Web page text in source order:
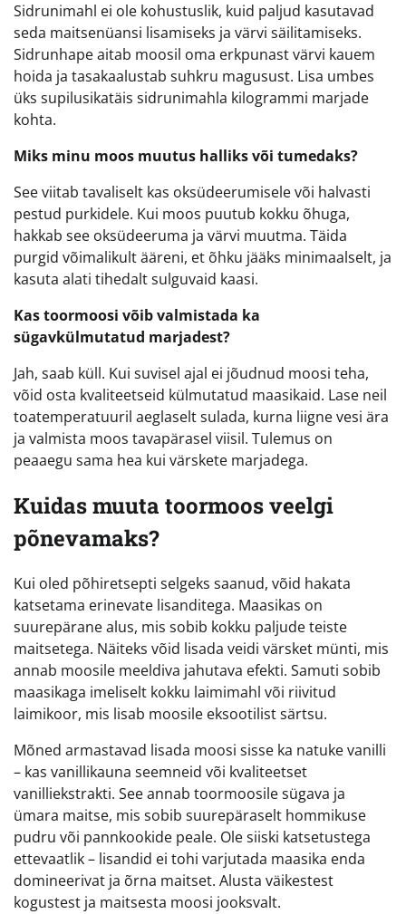
Sidrunimahl ei ole kohustuslik, kuid paljud kasutavad
seda maitsenüansi lisamiseks ja värvi säilitamiseks.
Sidrunhape aitab moosil oma erkpunast värvi kauem
hoida ja tasakaalustab suhkru magusust. Lisa umbes
üks supilusikatäis sidrunimahla kilogrammi marjade
kohta.
Miks minu moos muutus halliks või tumedaks?
See viitab tavaliselt kas oksüdeerumisele või halvasti
pestud purkidele. Kui moos puutub kokku õhuga,
hakkab see oksüdeeruma ja värvi muutma. Täida
purgid võimalikult ääreni, et õhku jääks minimaalselt, ja
kasuta alati tihedalt sulguvaid kaasi.
Kas toormoosi võib valmistada ka
sügavkülmutatud marjadest?
Jah, saab küll. Kui suvisel ajal ei jõudnud moosi teha,
võid osta kvaliteetseid külmutatud maasikaid. Lase neil
toatemperatuuril aeglaselt sulada, kurna liigne vesi ära
ja valmista moos tavapärasel viisil. Tulemus on
peaaegu sama hea kui värskete marjadega.
Kuidas muuta toormoos veelgi
põnevamaks?
Kui oled põhiretsepti selgeks saanud, võid hakata
katsetama erinevate lisanditega. Maasikas on
suurepärane alus, mis sobib kokku paljude teiste
maitsetega. Näiteks võid lisada veidi värsket münti, mis
annab moosile meeldiva jahutava efekti. Samuti sobib
maasikaga imeliselt kokku laimimahl või riivitud
laimikoor, mis lisab moosile eksootilist särtsu.
Mõned armastavad lisada moosi sisse ka natuke vanilli
– kas vanillikauna seemneid või kvaliteetset
vanilliekstrakti. See annab toormoosile sügava ja
ümara maitse, mis sobib suurepäraselt hommikuse
pudru või pannkookide peale. Ole siiski katsetustega
ettevaatlik – lisandid ei tohi varjutada maasika enda
domineerivat ja õrna maitset. Alusta väikestest
kogustest ja maitsesta moosi jooksvalt.